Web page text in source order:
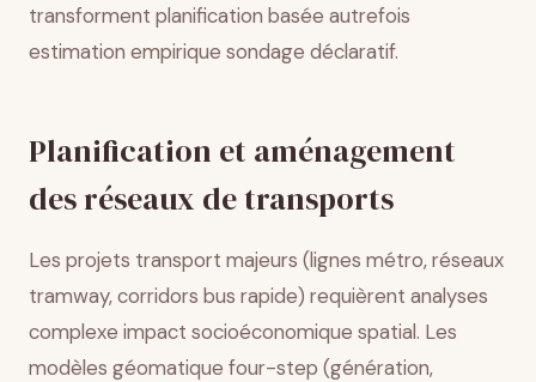
transforment planification basée autrefois
estimation empirique sondage déclaratif.
Planification et aménagement
des réseaux de transports
Les projets transport majeurs (lignes métro, réseaux
tramway, corridors bus rapide) requièrent analyses
complexe impact socioéconomique spatial. Les
modèles géomatique four-step (génération,